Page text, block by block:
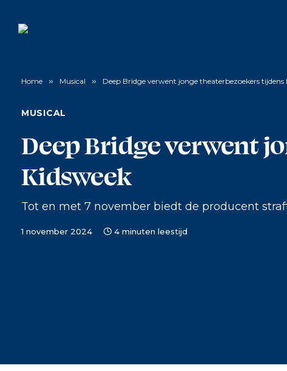
Home » Musical » Deep Bridge verwent jonge theaterbezoekers tijdens
MUSICAL
Deep Bridge verwent
Kidsweek
Tot en met 7 november biedt de producent
1 november 2024 4 minuten leestijd